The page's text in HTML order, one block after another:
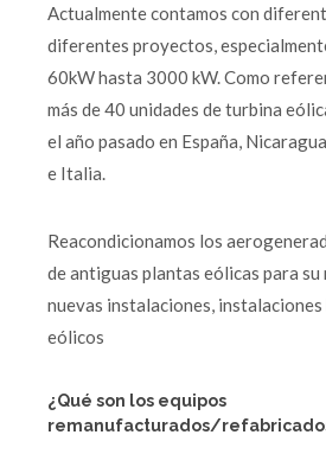
Actualmente contamos con
diferentes proyectos,
60kW hasta 3000 kW. Como
más de 40 unidades de turbina
el año pasado en España,
e Italia.
Reacondicionamos los
de antiguas plantas eólicas para su
nuevas instalaciones,
eólicos
¿Qué son los equipos
remanufacturados/